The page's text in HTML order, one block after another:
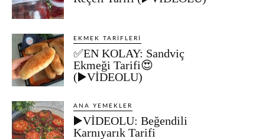
EKMEK TARIFLERI
✅EN KOLAY: Sandviç
Ekmeği Tarifi😍
(▶️VİDEOLU)
ANA YEMEKLER
▶️VİDEOLU: Beğendili
Karnıyarık Tarifi